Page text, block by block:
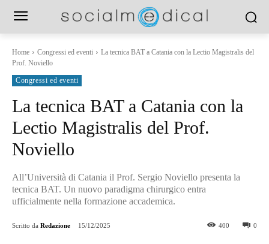
Home Congressi ed eventi
La tecnica BAT a Catania con la Lectio Magistralis del
Prof. Noviello
Congressi ed eventi
La tecnica BAT a Catania con la
Lectio Magistralis del Prof.
Noviello
All’Università di Catania il Prof. Sergio Noviello presenta la
tecnica BAT. Un nuovo paradigma chirurgico entra
ufficialmente nella formazione accademica.
Scritto da Redazione 15/12/2025 0
400